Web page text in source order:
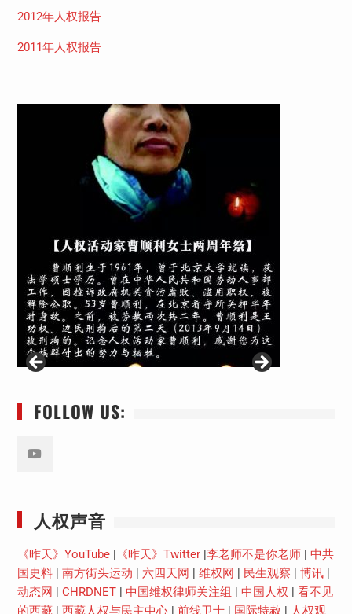
2012年人权报告
2011年人权报告
FOLLOW US:
人权声音
《昨天》YouTube| 《昨天》Twitter| 李老师不是你老师| 中共
国史料| 南方街头运动 六四天网 维权网 民生观察 博讯|
动态网
CHRDNET| 中国维权律师关注组 中国人权
看不见
的西藏| 西藏人权与民主中心| 前线卫士| 国际特赦
人权观